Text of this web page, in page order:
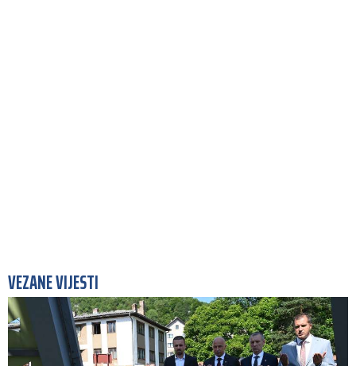
VEZANE VIJESTI